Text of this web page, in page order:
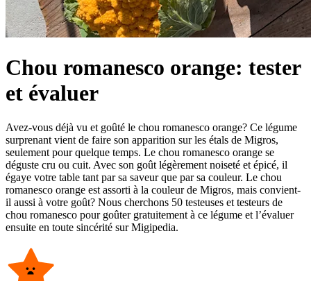
Chou romanesco orange: tester
et évaluer
Avez-vous déjà vu et goûté le chou romanesco orange? Ce légume
surprenant vient de faire son apparition sur les étals de Migros,
seulement pour quelque temps. Le chou romanesco orange se
déguste cru ou cuit. Avec son goût légèrement noiseté et épicé, il
égaye votre table tant par sa saveur que par sa couleur. Le chou
romanesco orange est assorti à la couleur de Migros, mais convient-
il aussi à votre goût? Nous cherchons 50 testeuses et testeurs de
chou romanesco pour goûter gratuitement à ce légume et l’évaluer
ensuite en toute sincérité sur Migipedia.